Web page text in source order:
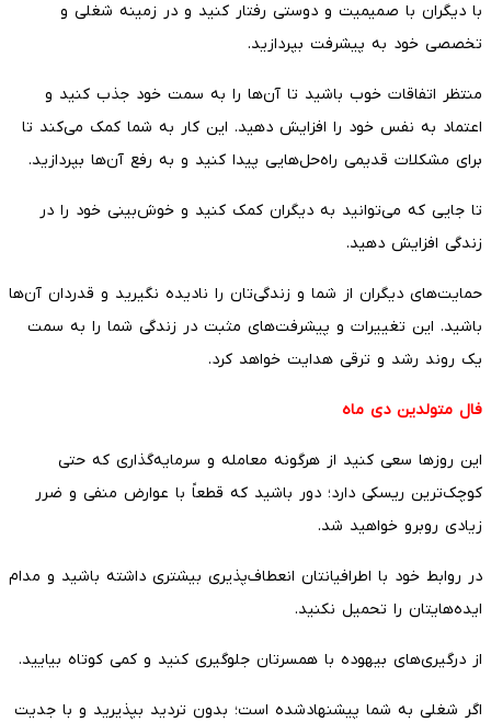
با دیگران با صمیمیت و دوستی رفتار کنید و در زمینه شغلی و
تخصصی خود به پیشرفت بپردازید.
منتظر اتفاقات خوب باشید تا آن‌ها را به سمت خود جذب کنید و
اعتماد به نفس خود را افزایش دهید. این کار به شما کمک می‌کند تا
برای مشکلات قدیمی راه‌حل‌هایی پیدا کنید و به رفع آن‌ها بپردازید.
تا جایی که می‌توانید به دیگران کمک کنید و خوش‌بینی خود را در
زندگی افزایش دهید.
حمایت‌های دیگران از شما و زندگی‌تان را نادیده نگیرید و قدردان آن‌ها
باشید. این تغییرات و پیشرفت‌های مثبت در زندگی شما را به سمت
یک روند رشد و ترقی هدایت خواهد کرد.
فال متولدین دی ماه
این روزها سعی کنید از هرگونه معامله و سرمایه‌گذاری که حتی
کوچک‌ترین ریسکی دارد؛ دور باشید که قطعاً با عوارض منفی و ضرر
زیادی روبرو خواهید شد.
در روابط خود با اطرافیانتان انعطاف‌پذیری بیشتری داشته باشید و مدام
ایده‌هایتان را تحمیل نکنید.
از درگیری‌های بیهوده با همسرتان جلوگیری کنید و کمی کوتاه بیایید.
اگر شغلی به شما پیشنهادشده است؛ بدون تردید بپذیرید و با جدیت